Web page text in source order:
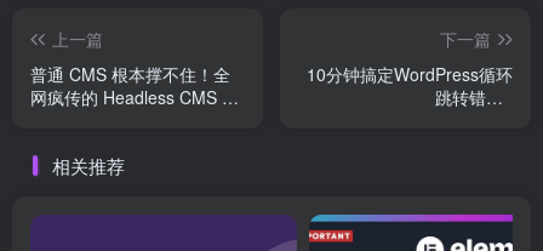
上一篇
普通 CMS 根本撑不住！全
网疯传的 Headless CMS 到
下一篇
10分钟搞定WordPress循环
跳转错误 |
相关推荐